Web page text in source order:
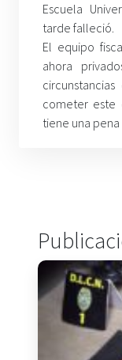
Escuela
tarde falleció.
El equipo
ahora
cometer este
tiene una